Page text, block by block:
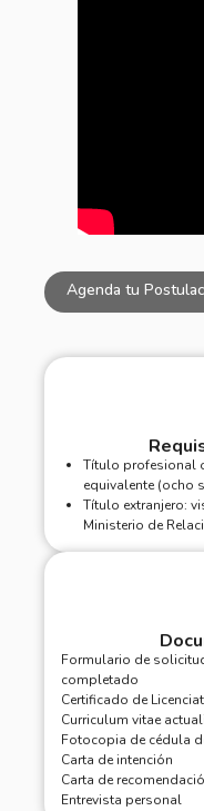
Agenda tu
Título profesional
equivalente (ocho
Título extranjero:
Ministerio de
Formulario de
completado
Certificado de
Curriculum vitae
Fotocopia de cédula
Carta de intención
Carta de
Entrevista personal